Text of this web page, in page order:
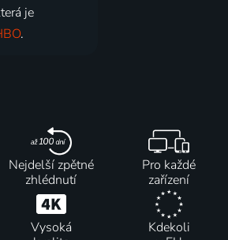
je
.
Nejdelší zpětné
zhlédnutí
Pro každé
zařízení
Vysoká
Kdekoli